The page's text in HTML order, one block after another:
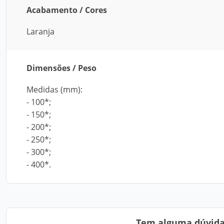
Acabamento / Cores
Laranja
Dimensões / Peso
Medidas (mm):
- 100*;
- 150*;
- 200*;
- 250*;
- 300*;
- 400*.